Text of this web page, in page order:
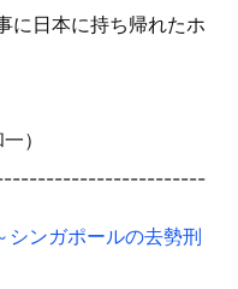
ち帰れたホ
）
シンガポールの去勢刑